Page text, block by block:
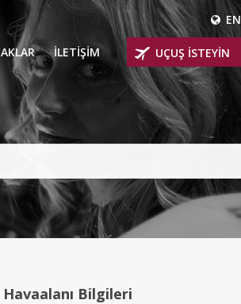
EN
UÇAKLARI
UÇAKLAR
UÇAKLAR
İLETİŞİM UÇUŞ İSTEYİN
Havaalanı Bilgileri